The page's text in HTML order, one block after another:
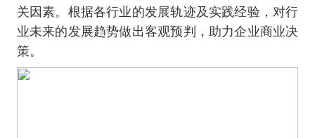
关因素。根据各行业的发展轨迹及实践经验，对行
业未来的发展趋势做出客观预判，助力企业商业决
策。